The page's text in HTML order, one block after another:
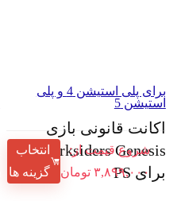
برای پلی استیشن 4 و پلی
استیشن 5
اکانت قانونی بازی
Darksiders Genesis
برای PS
شروع قیمت از:
۳,۸۹۹,۰۰۰ تومان
انتخاب
گزینه ها